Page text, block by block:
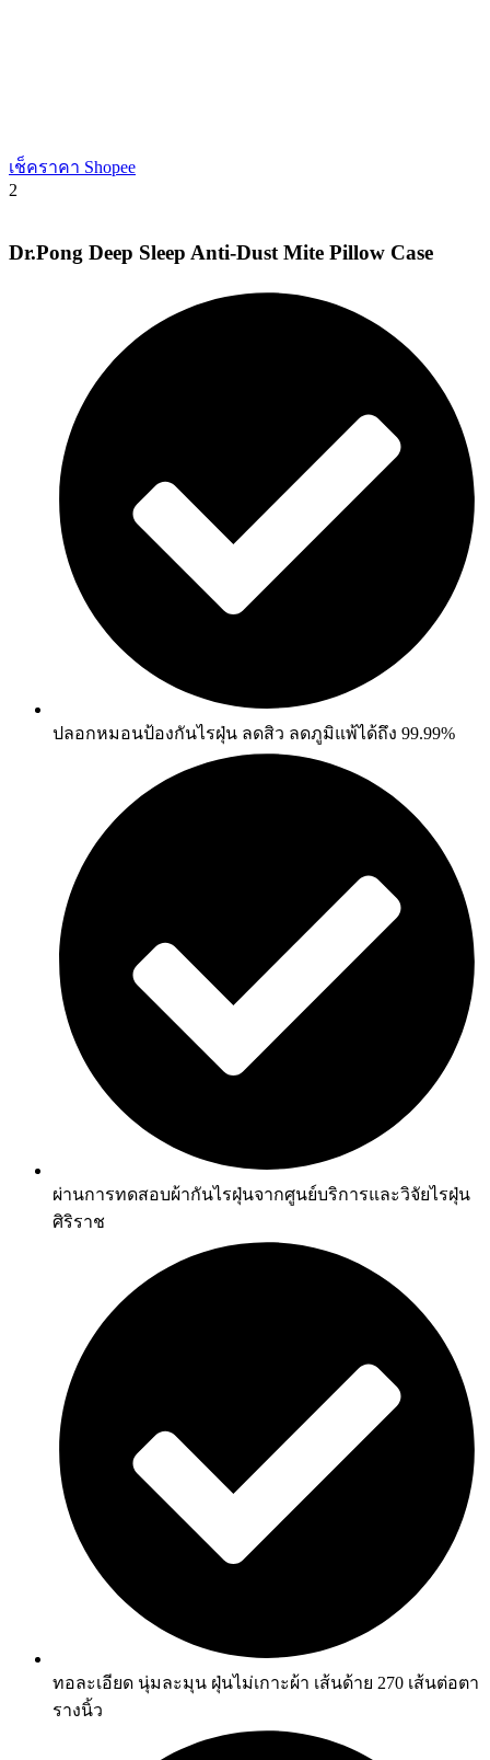
เช็คราคา Shopee
2
Dr.Pong Deep Sleep Anti-Dust Mite Pillow Case
ปลอกหมอนป้องกันไรฝุ่น ลดสิว ลดภูมิแพ้ได้ถึง 99.99%
ผ่านการทดสอบผ้ากันไรฝุ่นจากศูนย์บริการและวิจัยไรฝุ่น
ศิริราช
ทอละเอียด นุ่มละมุน ฝุ่นไม่เกาะผ้า เส้นด้าย 270 เส้นต่อตา
รางนิ้ว